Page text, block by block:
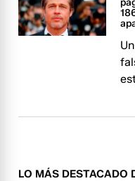
LO MÁS DESTACADO